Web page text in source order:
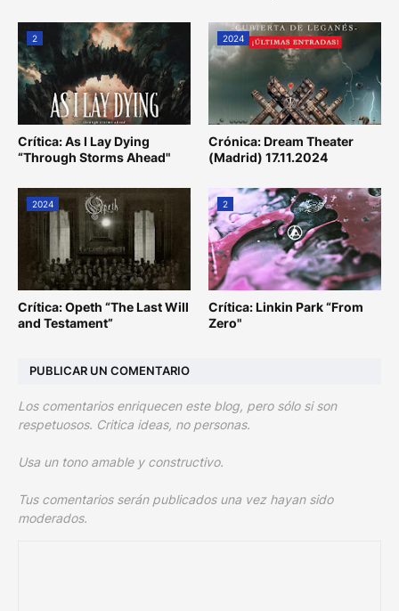
2
Crítica: As I Lay Dying
“Through Storms Ahead"
2024
Crónica: Dream Theater
(Madrid) 17.11.2024
2024
Crítica: Opeth “The Last Will
and Testament”
2
Crítica: Linkin Park “From
Zero"
PUBLICAR UN COMENTARIO
Los comentarios enriquecen este blog, pero sólo si son
respetuosos. Critica ideas, no personas.
Usa un tono amable y constructivo.
Tus comentarios serán publicados una vez hayan sido
moderados.